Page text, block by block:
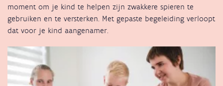
moment om je kind te helpen zijn zwakkere spieren te
gebruiken en te versterken. Met gepaste begeleiding verloopt
dat voor je kind aangenamer.